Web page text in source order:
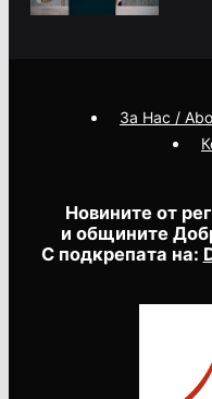
Новините от
и общините
С подкрепата на:
За Нас /